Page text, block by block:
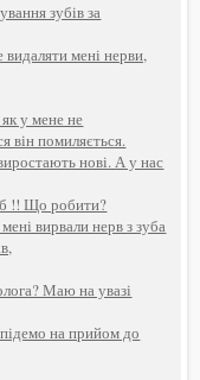
зубів за
видаляти мені нерви,
у мене не
він помиляється.
нові. А у нас
!! Що робити?
вирвали нерв з зуба
Маю на увазі
на прийом до